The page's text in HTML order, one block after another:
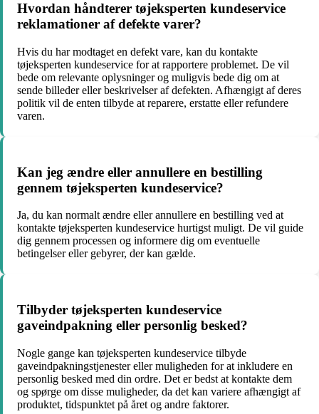
Hvordan håndterer tøjeksperten kundeservice
reklamationer af defekte varer?
Hvis du har modtaget en defekt vare, kan du kontakte
tøjeksperten kundeservice for at rapportere problemet. De vil
bede om relevante oplysninger og muligvis bede dig om at
sende billeder eller beskrivelser af defekten. Afhængigt af deres
politik vil de enten tilbyde at reparere, erstatte eller refundere
varen.
Kan jeg ændre eller annullere en bestilling
gennem tøjeksperten kundeservice?
Ja, du kan normalt ændre eller annullere en bestilling ved at
kontakte tøjeksperten kundeservice hurtigst muligt. De vil guide
dig gennem processen og informere dig om eventuelle
betingelser eller gebyrer, der kan gælde.
Tilbyder tøjeksperten kundeservice
gaveindpakning eller personlig besked?
Nogle gange kan tøjeksperten kundeservice tilbyde
gaveindpakningstjenester eller muligheden for at inkludere en
personlig besked med din ordre. Det er bedst at kontakte dem
og spørge om disse muligheder, da det kan variere afhængigt af
produktet, tidspunktet på året og andre faktorer.